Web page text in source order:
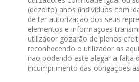
(dezoito) anos (indivíduos com
de ter autorização dos seus
elementos e informações
utilizador gozarão de plenos
reconhecendo o utilizador as
não podendo este alegar a falta
incumprimento das obrigações